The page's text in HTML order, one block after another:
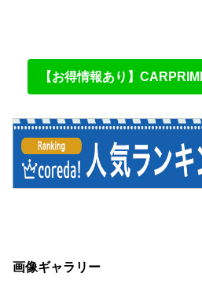
【お得情報あり】
画像ギャラリー